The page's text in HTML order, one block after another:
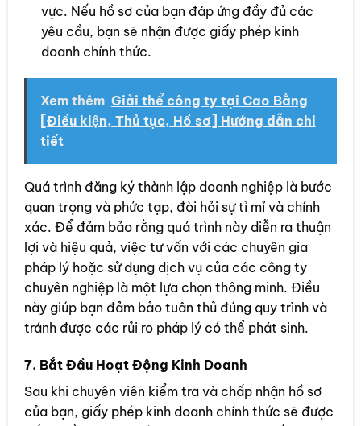
vực. Nếu hồ sơ của bạn đáp ứng đầy đủ các
yêu cầu, bạn sẽ nhận được giấy phép kinh
doanh chính thức.
Xem thêm Giải thể công ty tại Cao Bằng
[Điều kiện, Thủ tục, Hồ sơ] Hướng dẫn chi
tiết
Quá trình đăng ký thành lập doanh nghiệp là bước
quan trọng và phức tạp, đòi hỏi sự tỉ mỉ và chính
xác. Để đảm bảo rằng quá trình này diễn ra thuận
lợi và hiệu quả, việc tư vấn với các chuyên gia
pháp lý hoặc sử dụng dịch vụ của các công ty
chuyên nghiệp là một lựa chọn thông minh. Điều
này giúp bạn đảm bảo tuân thủ đúng quy trình và
tránh được các rủi ro pháp lý có thể phát sinh.
7. Bắt Đầu Hoạt Động Kinh Doanh
Sau khi chuyên viên kiểm tra và chấp nhận hồ sơ
của bạn, giấy phép kinh doanh chính thức sẽ được